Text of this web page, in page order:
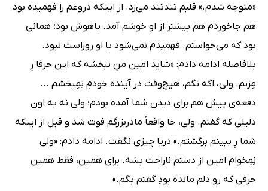
«متوجه شدم.» قلبم تندتند می‌زد. از اینکه دروغم را فهمیده بود
هم جاخوردم هم بیشتر از او خوشم آمد. باهوش بود؛ همانی
بود که می‌خواستم. فهمیدم نمی‌شود با او روراست نبود.
بلافاصله ادامه دادم: «شاید امین منِ نبخشه که این حرفا رِ
مِزنم. ولی، اگه نگم، هیچ‌وقت در آینده خودمِ نِمِبخشم ...
دفعه‌ی پیش هم برای دیدن شما آمده بودم؛ ولی نه به اون
دلیلی که گفتم. ولی، خا واقعاً مادربزرگم فوت شد و قبل از اینکه
شما رِ ببینم برگشتم.» دریا چیزی نگفت. ادامه دادم: «ولی
نِمِخوام امین از دستم ناراحت بشه. برای همین، فقط همین
حرفی که رو دلم مانده بودِ گفتم بگم.»